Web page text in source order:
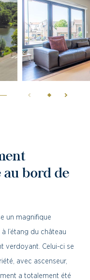
bord de
un magnifique
l’étang du château
verdoyant. Celui-ci se
avec ascenseur,
a totalement été